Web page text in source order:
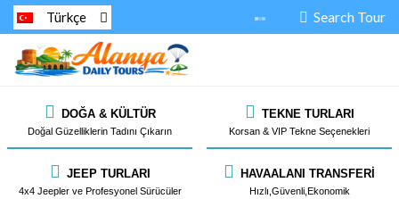
Search Tour
Türkçe
DOĞA & KÜLTÜR
Doğal Güzelliklerin Tadını Çıkarın
TEKNE TURLARI
Korsan & VIP Tekne Seçenekleri
JEEP TURLARI
4x4 Jeepler ve Profesyonel Sürücüler
HAVAALANI TRANSFERI
Hızlı,Güvenli,Ekonomik